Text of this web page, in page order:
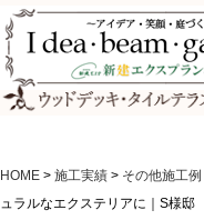
HOME > 施工実績 > その他施工例
ュラルなエクステリアに｜S様邸